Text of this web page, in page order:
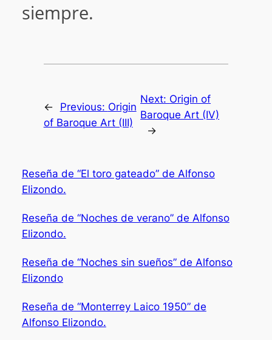
siempre.
← Previous: Origin
of Baroque Art (III)
Next: Origin of
Baroque Art (IV)
→
Reseña de “El toro gateado” de Alfonso
Elizondo.
Reseña de “Noches de verano” de Alfonso
Elizondo.
Reseña de “Noches sin sueños” de Alfonso
Elizondo
Reseña de “Monterrey Laico 1950” de
Alfonso Elizondo.